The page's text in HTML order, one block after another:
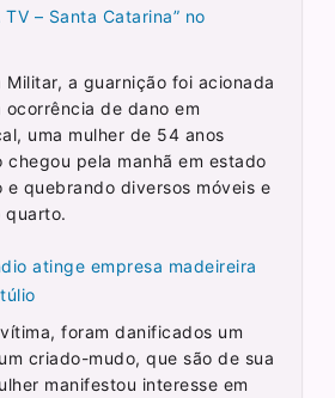
TV – Santa Catarina” no
Militar, a guarnição foi acionada
de dano em
uma mulher de 54 anos
chegou pela manhã em estado
quebrando diversos móveis e
quarto.
atinge empresa madeireira
foram danificados um
criado-mudo, que são de sua
manifestou interesse em